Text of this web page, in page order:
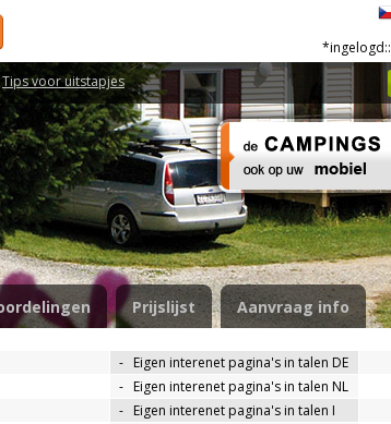
Tips voor uitstapjes
*ingelogd::
Prijslijst Aanvraag info
- Eigen interenet pagina's in talen DE
- Eigen interenet pagina's in talen NL
- Eigen interenet pagina's in talen I